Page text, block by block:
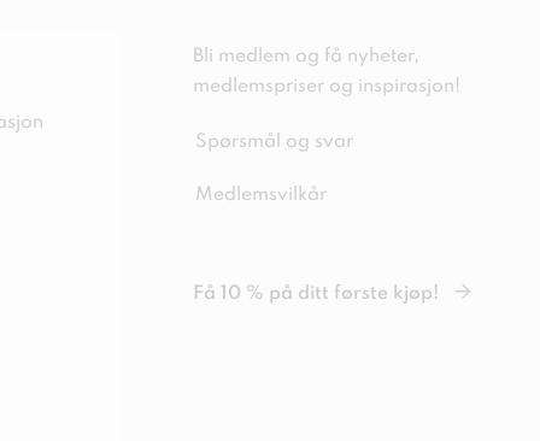
Bli medlem og få nyheter,
medlemspriser og inspirasjon!
Spørsmål og svar
Medlemsvilkår
Få 10 % på ditt første kjøp!